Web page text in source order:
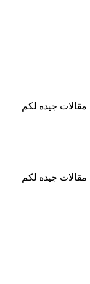
جيده لكم
جيده لكم